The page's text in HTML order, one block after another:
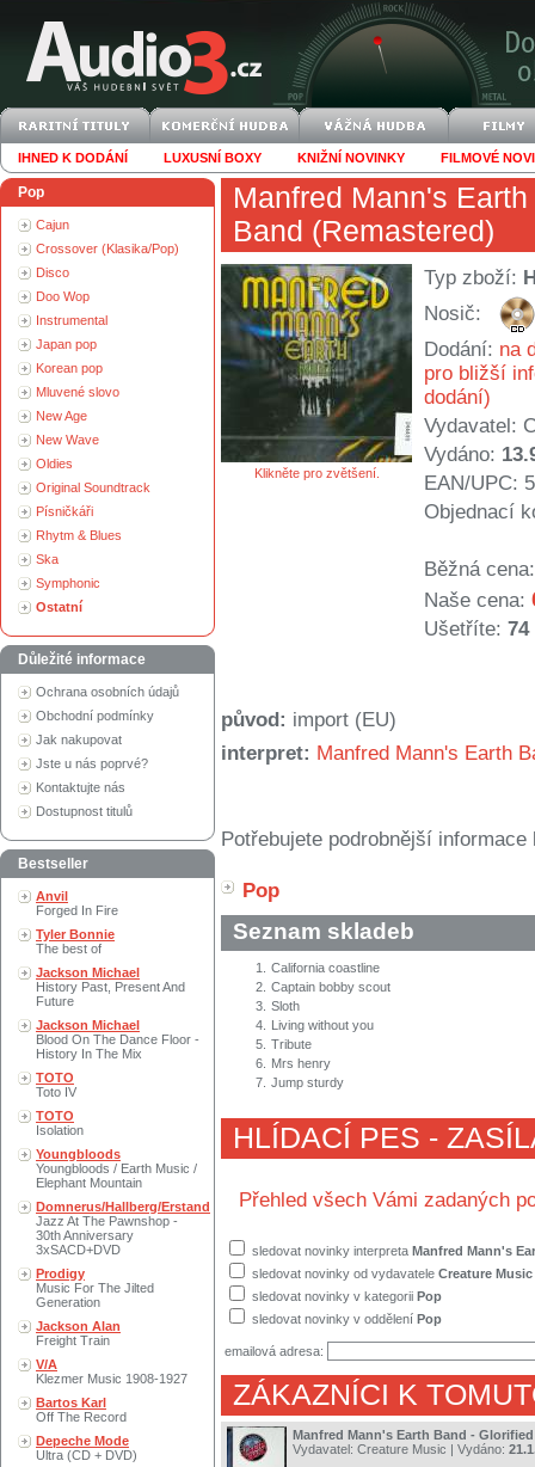
IHNED K DODÁNÍ LUXUSNÍ BOXY KNIŽNÍ NOVINKY FILMOVÉ
Pop
Cajun
Crossover (Klasika/Pop)
Disco
Doo Wop
Instrumental
Japan pop
Korean pop
Mluvené slovo
New Age
New Wave
Oldies
Original Soundtrack
Písničkáři
Rhytm & Blues
Ska
Symphonic
Ostatní
Důležité informace
Ochrana osobních údajů
Obchodní podmínky
Jak nakupovat
Jste u nás poprvé?
Kontaktujte nás
Dostupnost titulů
Bestseller
Anvil
Forged In Fire
Tyler Bonnie
The best of
Jackson Michael
History Past, Present And
Future
Jackson Michael
Blood On The Dance Floor -
History In The Mix
TOTO
Toto IV
TOTO
Isolation
Youngbloods
Youngbloods / Earth Music /
Elephant Mountain
Domnerus/Hallberg/Erstand
Jazz At The Pawnshop -
30th Anniversary
3xSACD+DVD
Prodigy
Music For The Jilted
Generation
Jackson Alan
Freight Train
V/A
Klezmer Music 1908-1927
Bartos Karl
Off The Record
Depeche Mode
Ultra (CD + DVD)
Manfred Mann's
Band (Remastered)
Klikněte pro zvětšení.
Typ zboží:
Nosič:
Dodání: na
pro bližší
dodání)
Vydavatel:
Vydáno:
EAN/UPC:
Objednací
Běžná cena:
Naše cena:
Ušetříte: 74
původ: import (EU)
interpret: Manfred Mann's Earth
Potřebujete podrobnější
Pop
Seznam skladeb
1.
California coastline
2. Captain bobby scout
3. Sloth
4.
Living without you
5. Tribute
6.
Mrs henry
7. Jump sturdy
HLÍDACÍ PES -
Přehled všech Vámi zadaných
sledovat novinky interpreta Manfred Mann's
sledovat novinky od vydavatele Creature Music
sledovat novinky v kategorii Pop
sledovat novinky v oddělení Pop
emailová adresa:
ZÁKAZNÍCI K
Manfred Mann's Earth Band -
Vydavatel: Creature Music | Vydáno: